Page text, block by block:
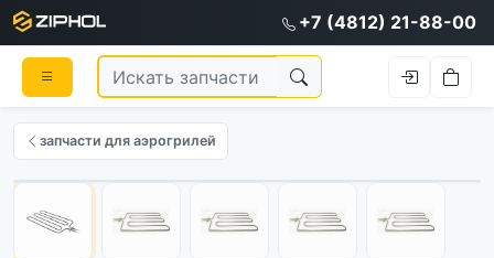
+7 (4812) 21-88-00
запчасти для аэрогрилей